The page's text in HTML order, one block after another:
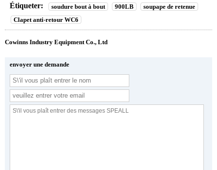
Étiqueter: soudure bout à bout 900LB
soupape de retenue
Clapet anti-retour WC6
Cowinns Industry Equipment Co., Ltd
envoyer une demande